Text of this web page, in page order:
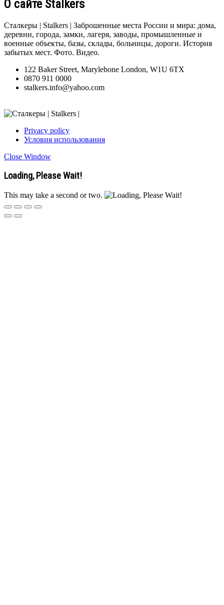
О сайте Stalkers
Сталкеры | Stalkers | Заброшенные места России и мира: дома,
деревни, города, замки, лагеря, заводы, промышленные и
военные объекты, базы, склады, больницы, дороги. История
забытых мест. Фото. Видео.
122 Baker Street, Marylebone London, W1U 6TX
0870 911 0000
stalkers.info@yahoo.com
Privacy policy
Условия использования
Close Window
Loading, Please Wait!
This may take a second or two.